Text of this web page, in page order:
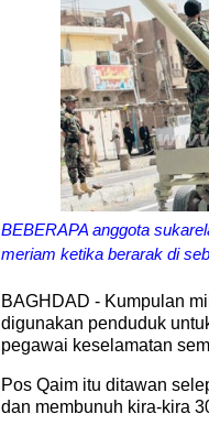
BEBERAPA anggota
meriam ketika berarak di
BAGHDAD - Kumpulan
digunakan penduduk
pegawai keselamatan
Pos Qaim itu ditawan
dan membunuh kira-kira